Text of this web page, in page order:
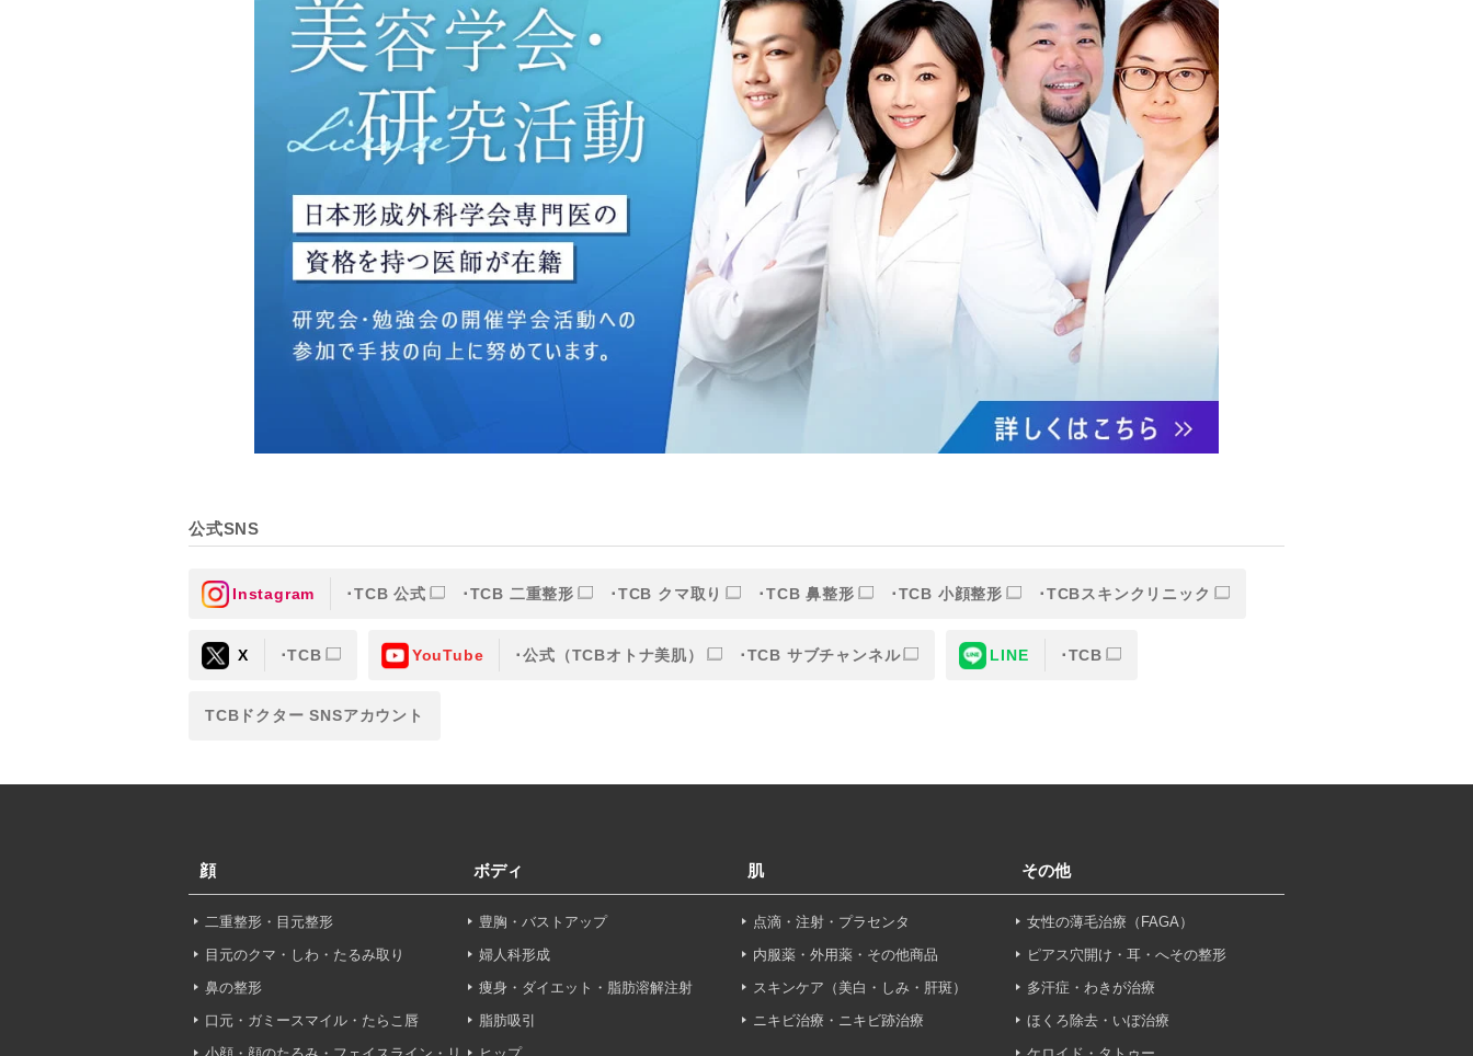
・患者様のサービス利用状況の分析及び症例研究のため
・広告、宣伝、マーケティングのため
【個人情報の管理体制について】
TCBグループは、取り扱う個人情報を、厳正な管理の下に蓄積・保管し、当該個人情報への不正アクセス・紛失・破
壊・改ざんおよび漏洩等を防止するため、必要かつ適切な組織的・人的・物理的・技術的防御措置を講じます。
【個人情報の共同利用について】
TCBグループは、【利用目的】達成に必要な範囲で、取得情報を共同して利用することがあります。
なお、共同利用にあたっては、一般社団法人メディカルアライアンスが個人情報の管理について責任を有します。
東京都港区西新橋3-25-33 フロンティア御成門7F
一般社団法人メディカルアライアンス
【利用目的】の達成のため
【外部委託について】
めを行い、契約にあたっては取得情報が適正に管理されるよう確保します。
以外の第三者に開示・提供することはありません。
【個人情報の開示・訂正・利用停止について】
TCBグループは、本人の申し出により個人情報に関する開示、訂正、更新、削除、利用停止その他お問い合わせについ
て、これを適切に対応します。
問合せ先：個人情報お問合せフォーム
公式SNS
Instagram TCB 公式 TCB 二重整形 TCB クマ取り TCB 鼻整形 TCB 小顔整形 TCBスキンクリニック
X TCB YouTube 公式（TCBオトナ美肌） TCB サブチャンネル LINE TCB
TCBドクター SNSアカウント
顔
二重整形・目元整形
目元のクマ・しわ・たるみ取り
鼻の整形
口元・ガミースマイル・たらこ唇
ボディ
豊胸・バストアップ
婦人科形成
痩身・ダイエット・脂肪溶解注射
脂肪吸引
肌
点滴・注射・プラセンタ
内服薬・外用薬・その他商品
スキンケア（美白・しみ・肝斑）
ニキビ治療・ニキビ跡治療
その他
女性の薄毛治療（FAGA）
ピアス穴開け・耳・へその整形
多汗症・わきが治療
ほくろ除去・いぼ治療